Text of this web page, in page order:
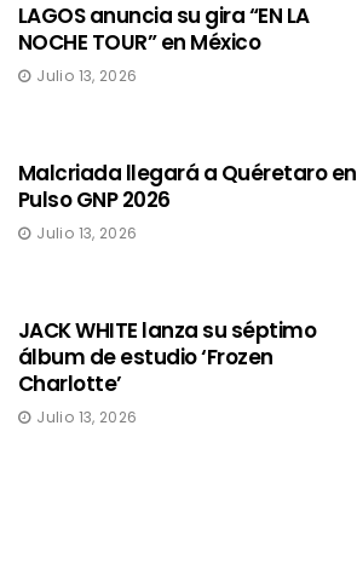
LAGOS anuncia su gira “EN LA
NOCHE TOUR” en México
Julio 13, 2026
Malcriada llegará a Quéretaro en
Pulso GNP 2026
Julio 13, 2026
JACK WHITE lanza su séptimo
álbum de estudio ‘Frozen
Charlotte’
Julio 13, 2026